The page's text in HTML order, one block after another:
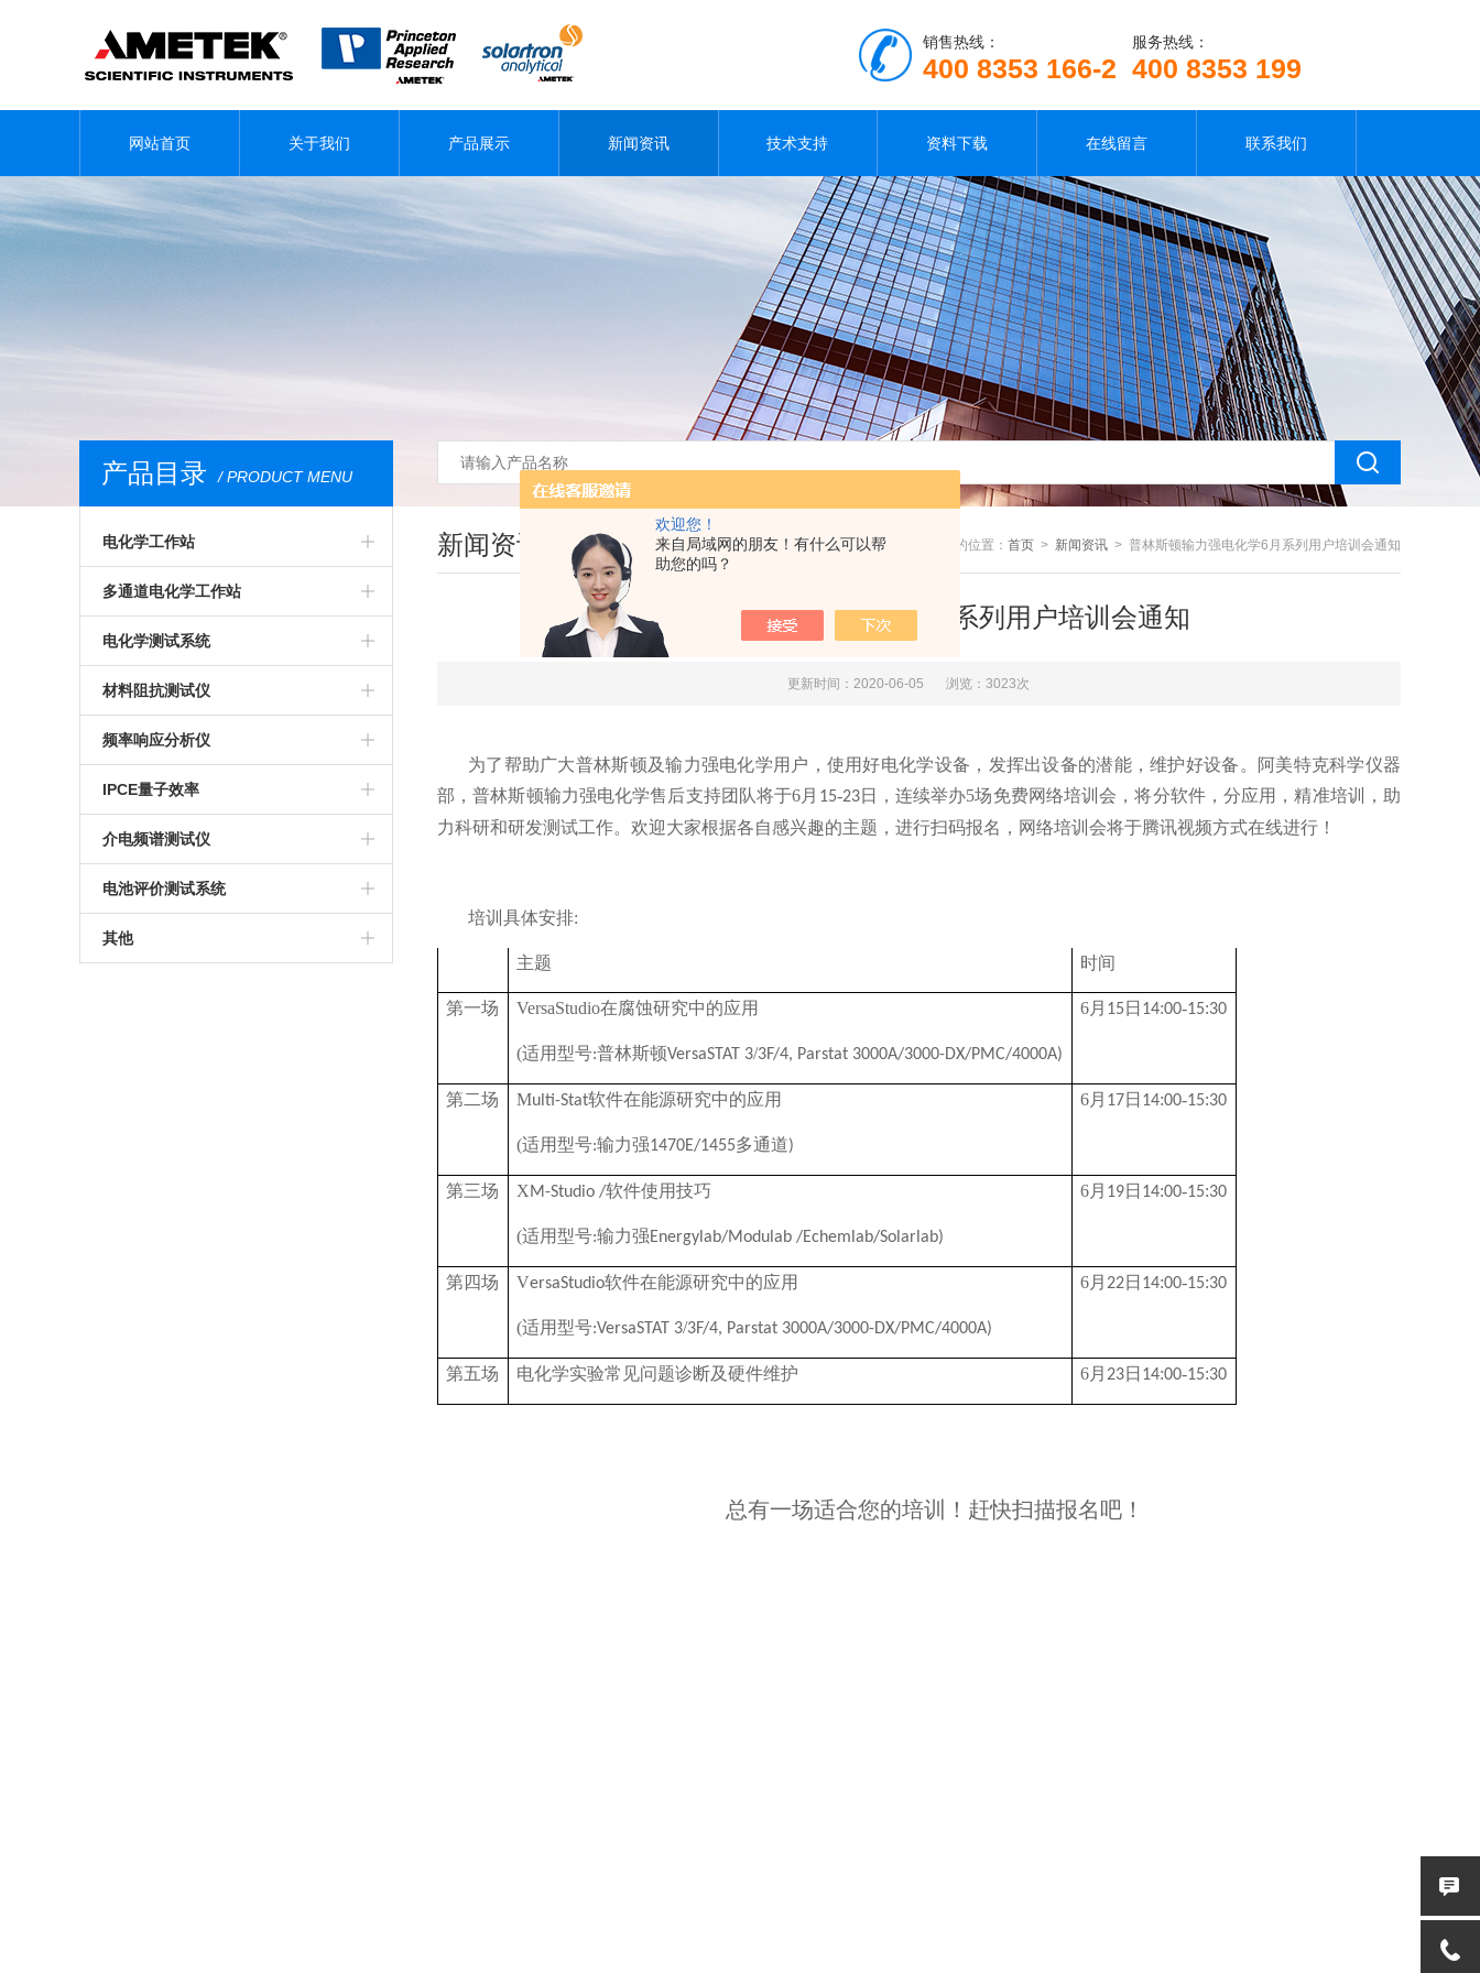
欢迎您！
来自局域网的朋友！有什么可以帮
助您的吗？
服务热线：
400 8353 199
销售热线：
400 8353 166-2
网站首页 关于我们 产品展示 新闻资讯 技术支持 资料下载 在线留言 联系我们
产品目录 / PRODUCT MENU
电化学工作站
多通道电化学工作站
高精度电化学工作站
多功能电化学工作站
进口电化学工作站
美国普林斯顿电化学工作站
英国输力强电化学工作站
多通道电化学工作站
美国普林斯顿多通道电化学工作站
英国输力强多通道电化学工作站
电化学测试系统
多通道电化学测试系统
光电化学测试系统
多功能电化学测试系统
微区电化学测试系统
微区扫描电化学工作站
材料阻抗测试仪
高精度交流阻抗测试系统
生物阻抗特性测试系统
电化学交流阻抗测试系统
频率响应分析仪
IPCE量子效率
介电频谱测试仪
电池评价测试系统
其他
新闻资讯 您现在的位置： 首页 > 新闻资讯 > 普林斯顿输力强电化学6月系列用户培训会通知
普林斯顿输力强电化学6月系列用户培训会通知
更新时间：2020-06-05 浏览：3023次
为了帮助广大普林斯顿及输力强电化学用户，使用好电化学设备，发挥出设备的潜能，维护好设备。阿美特克科学仪器
部，普林斯顿输力强电化学售后支持团队将于6月 15-23日，连续举办5场免费网络培训会，将分软件，分应用，精准培训，助
力科研和研发测试工作。欢迎大家根据各自感兴趣的主题，进行扫码报名，网络培训会将于腾讯视频方式在线进行！
培训具体安排:
主题 时间
第一场 VersaStudio在腐蚀研究中的应用
(适用型号:普林斯顿VersaSTAT 3/3F/4, Parstat 3000A/3000-DX/PMC/4000A)
6月 15 日 14:00-15:30
第二场 Multi-Stat软件在能源研究中的应用
(适用型号:输力强1470E/1455多通道)
6月 17日 14:00-15:30
第三场 XM-Studio /软件使用技巧
(适用型号:输力强Energylab/Modulab /Echemlab/Solarlab)
6月 19日 14:00-15:30
第四场 VersaStudio软件在能源研究中的应用
(适用型号:VersaSTAT 3/3F/4, Parstat 3000A/3000-DX/PMC/4000A)
6月 22日 14:00-15:30
第五场 电化学实验常见问题诊断及硬件维护 6月 23日 14:00-15:30
总有一场适合您的培训！赶快扫描报名吧！